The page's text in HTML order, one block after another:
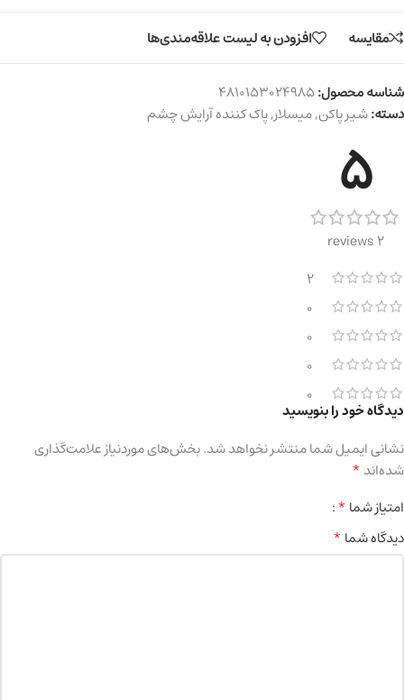
مقایسه افزودن به لیست علاقه‌مندی‌ها
شناسه محصول:4810153024985
دسته:شیر پاکن,میسلار,پاک کننده آرایش چشم
5
2 reviews
2
0
0
0
0
دیدگاه خود را بنویسید
نشانی ایمیل شما منتشر نخواهد شد.بخش‌های موردنیاز علامت‌گذاری
شده‌اند*
امتیاز شما*
دیدگاه شما*